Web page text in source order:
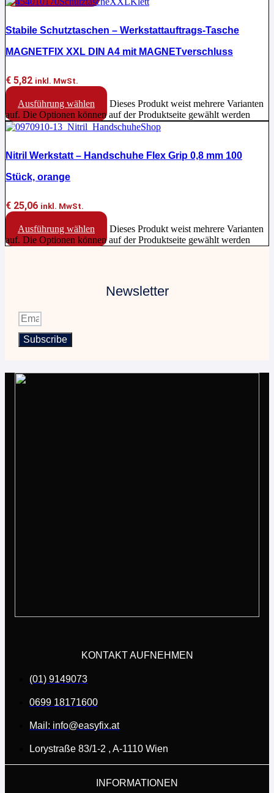
Stabile Schutztaschen – Werkstattauftrags-Tasche
MAGNETFIX XXL DIN A4 mit MAGNETverschluss
€ 5,82 inkl. MwSt.
Ausführung wählen
Dieses Produkt weist mehrere Varianten
auf. Die Optionen können auf der Produktseite gewählt werden
Nitril Werkstatt – Handschuhe Flex Grip 0,8 mm 100
Stück, orange
€ 25,06 inkl. MwSt.
Ausführung wählen
Dieses Produkt weist mehrere Varianten
auf. Die Optionen können auf der Produktseite gewählt werden
Newsletter
Subscribe
KONTAKT AUFNEHMEN
(01) 9149073
0699 18171600
Mail: info@easyfix.at
Lorystraße 83/1-2 , A-1110 Wien
INFORMATIONEN